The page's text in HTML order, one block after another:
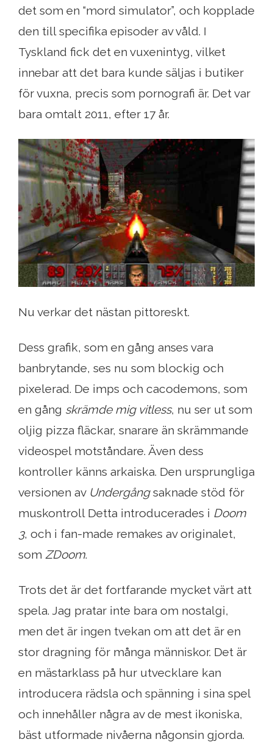
det som en “mord simulator”, och kopplade
den till specifika episoder av våld. I
Tyskland fick det en vuxenintyg, vilket
innebar att det bara kunde säljas i butiker
för vuxna, precis som pornografi är. Det var
bara omtalt 2011, efter 17 år.
Nu verkar det nästan pittoreskt.
Dess grafik, som en gång anses vara
banbrytande, ses nu som blockig och
pixelerad. De imps och cacodemons, som
en gång skrämde mig vitless, nu ser ut som
oljig pizza fläckar, snarare än skrämmande
videospel motståndare. Även dess
kontroller känns arkaiska. Den ursprungliga
versionen av Undergångsaknade stöd för
muskontroll Detta introducerades i Doom
3, och i fan-made remakes av originalet,
som ZDoom.
Trots det är det fortfarande mycket värt att
spela. Jag pratar inte bara om nostalgi,
men det är ingen tvekan om att det är en
stor dragning för många människor. Det är
en mästarklass på hur utvecklare kan
introducera rädsla och spänning i sina spel
och innehåller några av de mest ikoniska,
bäst utformade nivåerna någonsin gjorda.